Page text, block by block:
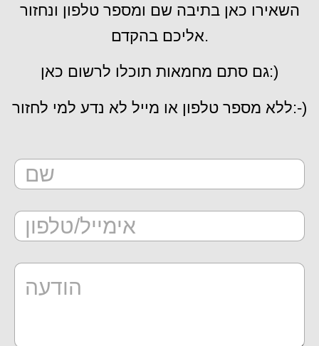
השאירו כאן בתיבה שם ומספר טלפון ונחזור
אליכם בהקדם.
גם סתם מחמאות תוכלו לרשום כאן:)
ללא מספר טלפון או מייל לא נדע למי לחזור:-)